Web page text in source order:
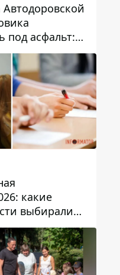
под асфальт:
какие
выбирали
в Украине